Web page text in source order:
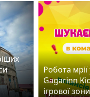
Робота мрії
Gagarinn
ігрової